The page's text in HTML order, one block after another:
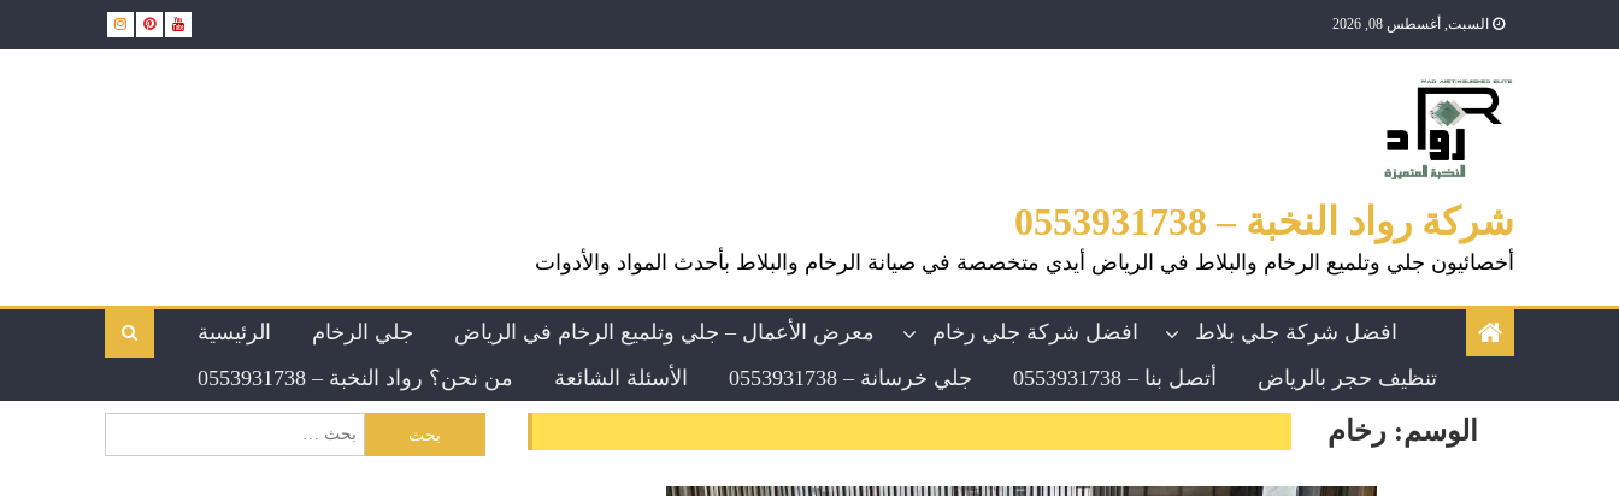
السبت, أغسطس 08, 2026
شركة رواد النخبة – 0553931738
أخصائيون جلي وتلميع الرخام والبلاط في الرياض أيدي متخصصة في صيانة الرخام والبلاط بأحدث المواد والأدوات
الرئيسية جلي الرخام معرض الأعمال – جلي وتلميع الرخام في الرياض افضل شركة جلي رخام
افضل شركة جلي بلاط
من نحن؟ رواد النخبة – 0553931738
الأسئلة الشائعة جلي خرسانة – 0553931738 أتصل بنا – 0553931738 تنظيف حجر بالرياض
الوسم: رخام
البحث
عن: